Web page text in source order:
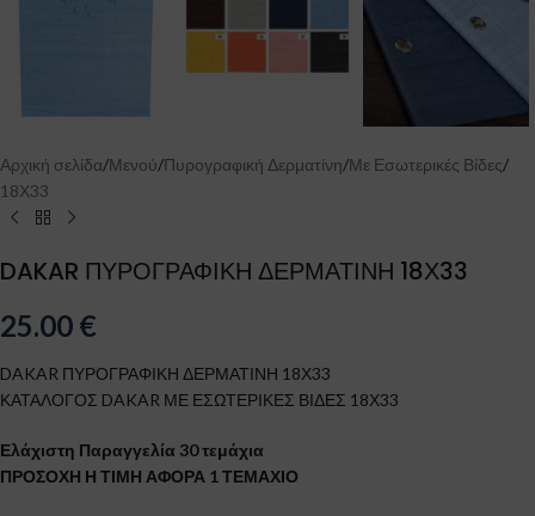
Αρχική σελίδα/Μενού/Πυρογραφική Δερματίνη/Με Εσωτερικές Βίδες/
18Χ33
DAKAR ΠΥΡΟΓΡΑΦΙΚΗ ΔΕΡΜΑΤΙΝΗ 18Χ33
25.00 €
DAKAR ΠΥΡΟΓΡΑΦΙΚΗ ΔΕΡΜΑΤΙΝΗ 18Χ33
ΚΑΤΑΛΟΓΟΣ DAKAR ΜΕ ΕΣΩΤΕΡΙΚΕΣ ΒΙΔΕΣ 18Χ33
Ελάχιστη Παραγγελία 30 τεμάχια
ΠΡΟΣΟΧΗ Η ΤΙΜΗ ΑΦΟΡΑ 1 ΤΕΜΑΧΙΟ